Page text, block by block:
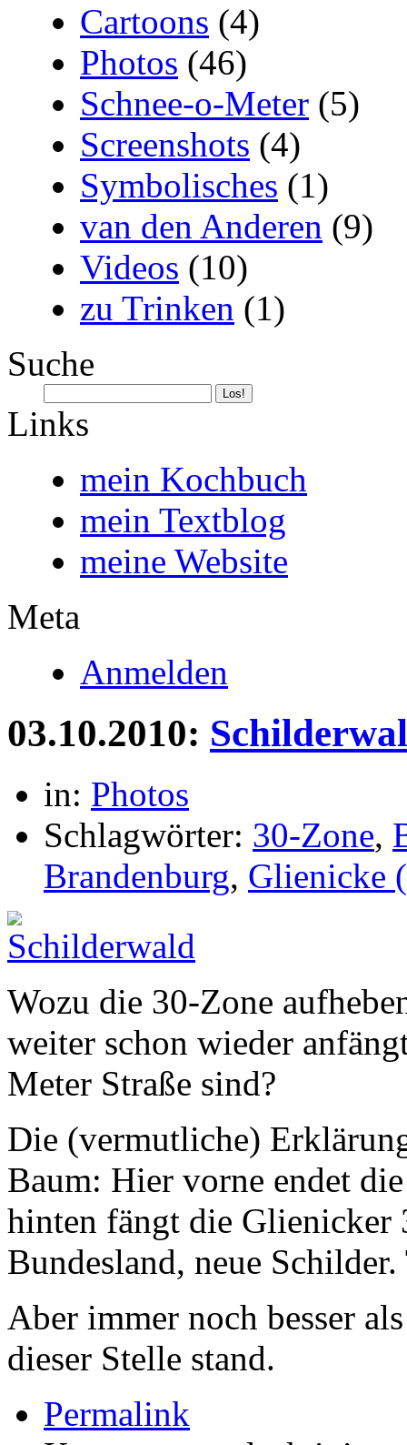
Cartoons (4)
Photos (46)
Schnee-o-Meter (5)
Screenshots (4)
Symbolisches (1)
van den Anderen (9)
Videos (10)
zu Trinken (1)
Suche
Links
mein Kochbuch
mein Textblog
meine Website
Meta
Anmelden
03.10.2010:
in: Photos
Schlagwörter: 30-Zone,
Brandenburg, Glienicke
Wozu die 30-Zone
weiter schon wieder
Meter Straße sind?
Die (vermutliche)
Baum: Hier vorne endet
hinten fängt die Glienicker
Bundesland, neue
Aber immer noch besser
dieser Stelle stand.
Permalink